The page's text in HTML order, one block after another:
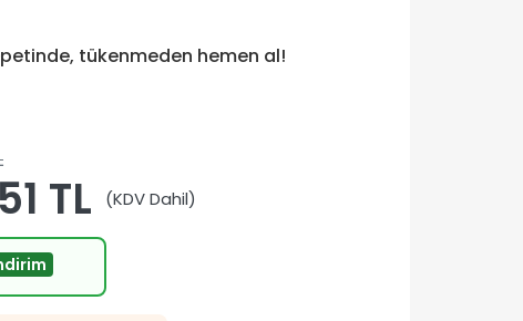
tükenmeden hemen al!
TL (KDV Dahil)